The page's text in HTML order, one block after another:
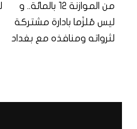
من الموازنة 12 بالمائة.. و
ليس مُلزَما بادارة مشتركة
لثرواته ومنافذه مع بغداد